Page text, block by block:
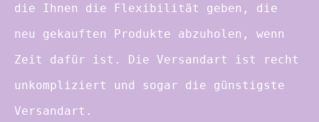
die Ihnen die Flexibilität geben, die
neu gekauften Produkte abzuholen, wenn
Zeit dafür ist. Die Versandart ist recht
unkompliziert und sogar die günstigste
Versandart.